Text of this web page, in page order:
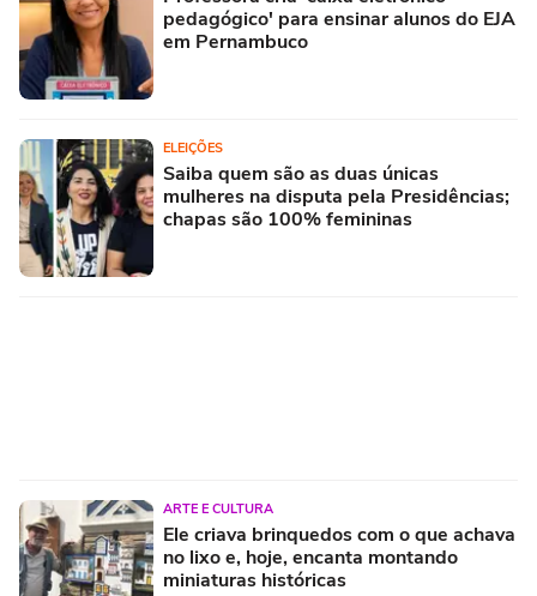
pedagógico' para ensinar alunos do EJA
em Pernambuco
ELEIÇÕES
Saiba quem são as duas únicas
mulheres na disputa pela Presidências;
chapas são 100% femininas
ARTE E CULTURA
Ele criava brinquedos com o que achava
no lixo e, hoje, encanta montando
miniaturas históricas